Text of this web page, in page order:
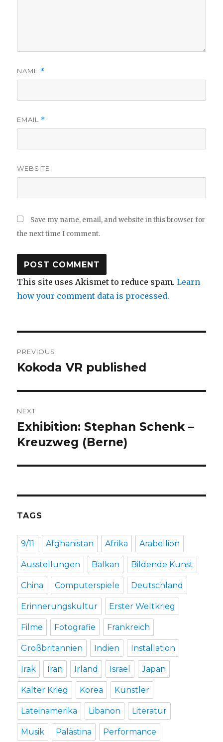
NAME *
EMAIL *
WEBSITE
Save my name, email, and website in this browser for
the next time I comment.
This site uses Akismet to reduce spam.Learn
how your comment data is processed.
navigation
PREVIOUS
Previous
Kokoda VR published
NEXT
Next
post:
Exhibition: Stephan Schenk –
Kreuzweg (Berne)
TAGS
9/11 Afghanistan Afrika Arabellion
Ausstellungen Balkan Bildende Kunst
China Computerspiele Deutschland
Erinnerungskultur Erster Weltkrieg
Filme Fotografie Frankreich
Großbritannien Indien Installation
Irak Iran Irland Israel Japan
Kalter Krieg Korea Künstler
Lateinamerika Libanon Literatur
Musik Palästina Performance